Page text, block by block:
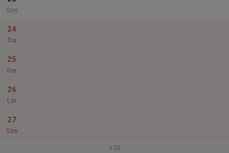
Ons
24
Tor
25
Fre
26
Lör
27
Sön
v.53